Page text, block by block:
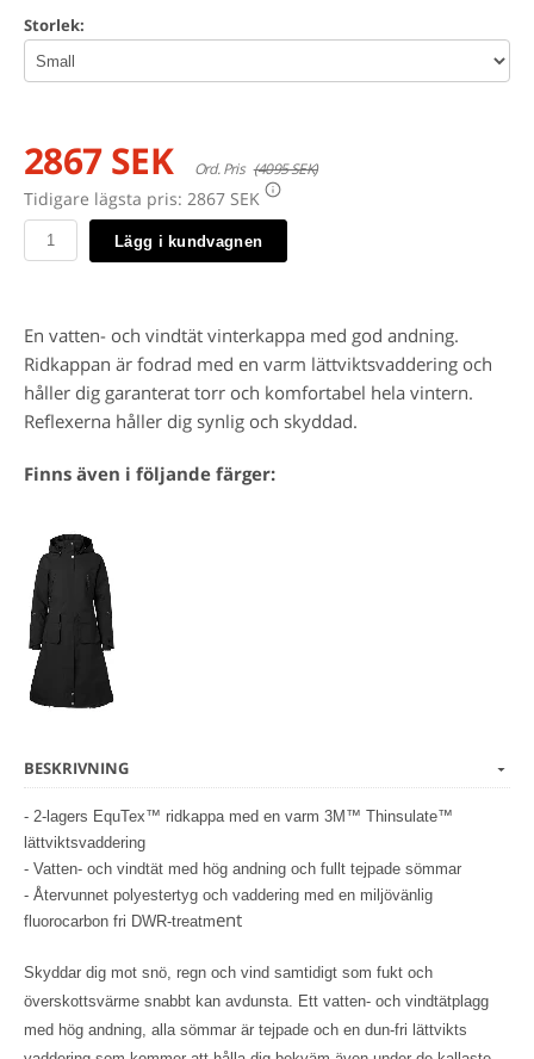
Storlek:
2867 SEK Ord. Pris (4095 SEK)
Tidigare lägsta pris: 2867 SEK
Lägg i kundvagnen
En vatten- och vindtät vinterkappa med god andning.
Ridkappan är fodrad med en varm lättviktsvaddering och
håller dig garanterat torr och komfortabel hela vintern.
Reflexerna håller dig synlig och skyddad.
Finns även i följande färger:
BESKRIVNING
- 2-lagers EquTex™ ridkappa med en varm 3M™ Thinsulate™
lättviktsvaddering
- Vatten- och vindtät med hög andning och fullt tejpade sömmar
- Återvunnet polyestertyg och vaddering med en miljövänlig
fluorocarbon fri DWR-treatment
Skyddar dig mot snö, regn och vind samtidigt som fukt och
överskottsvärme snabbt kan avdunsta. Ett vatten- och vindtätplagg
med hög andning, alla sömmar är tejpade och en dun-fri lättvikts